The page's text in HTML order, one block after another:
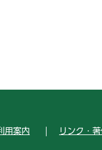
用案内 リンク・